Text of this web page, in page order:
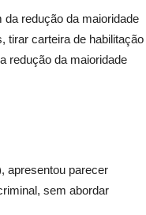
redução da maioridade
tirar carteira de habilitação
redução da maioridade
apresentou parecer
sem abordar